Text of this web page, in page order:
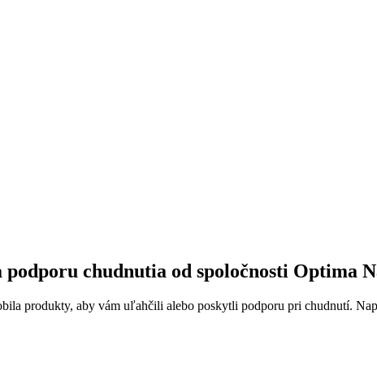
chudnutia od spoločnosti Optima
produkty, aby vám uľahčili alebo poskytli podporu pri chudnutí.